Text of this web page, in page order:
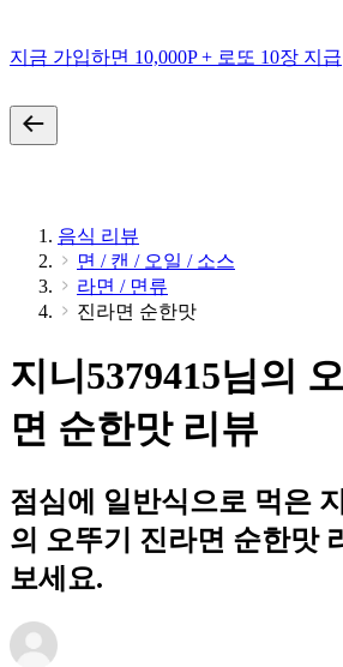
지금 가입하면 10,000P + 로또 10장 지급
음식 리뷰
면 / 캔 / 오일 / 소스
라면 / 면류
진라면 순한맛
지니5379415님의
면 순한맛 리뷰
점심에 일반식으로 먹은
의 오뚜기 진라면 순한맛
보세요.